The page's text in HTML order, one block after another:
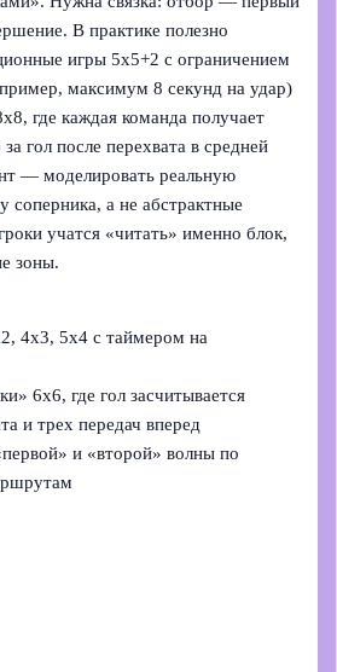
В практике полезно
игры 5х5+2 с ограничением
максимум 8 секунд на удар)
где каждая команда получает
гол после перехвата в средней
— моделировать реальную
соперника, а не абстрактные
учатся «читать» именно блок,
зоны.
4х3, 5х4 с таймером на
6х6, где гол засчитывается
и трех передач вперед
и «второй» волны по